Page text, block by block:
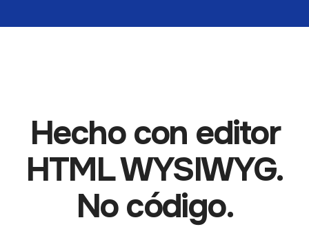
Hecho con editor
HTML WYSIWYG.
No código.